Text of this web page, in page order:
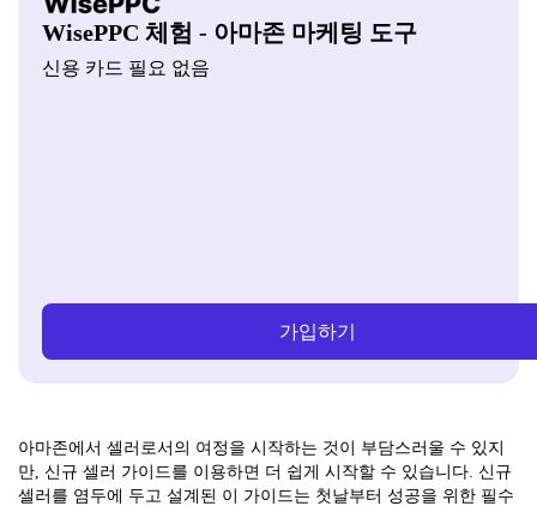
WisePPC 체험 - 아마존 마케팅 도구
신용 카드 필요 없음
가입하기
아마존에서 셀러로서의 여정을 시작하는 것이 부담스러울 수 있지
만, 신규 셀러 가이드를 이용하면 더 쉽게 시작할 수 있습니다. 신규
셀러를 염두에 두고 설계된 이 가이드는 첫날부터 성공을 위한 필수